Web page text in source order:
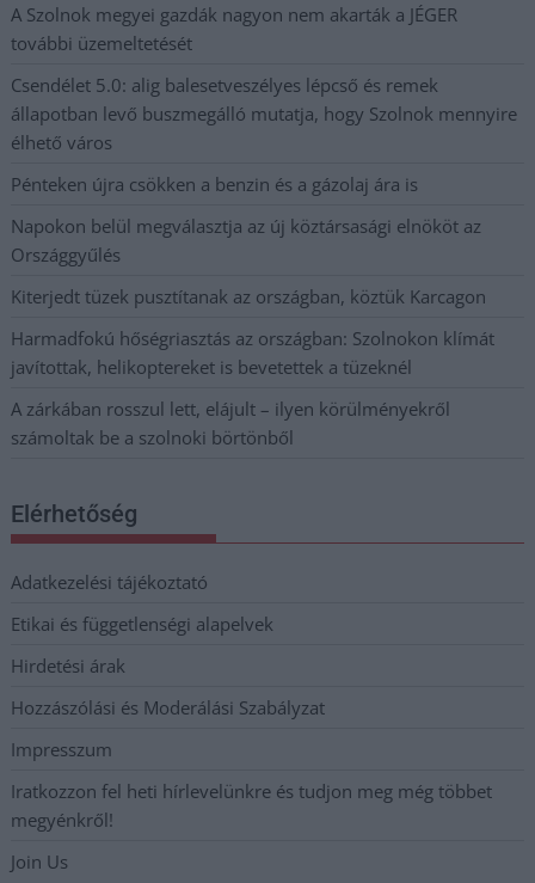
A Szolnok megyei gazdák nagyon nem akarták a JÉGER
további üzemeltetését
Csendélet 5.0: alig balesetveszélyes lépcső és remek
állapotban levő buszmegálló mutatja, hogy Szolnok mennyire
élhető város
Pénteken újra csökken a benzin és a gázolaj ára is
Napokon belül megválasztja az új köztársasági elnököt az
Országgyűlés
Kiterjedt tüzek pusztítanak az országban, köztük Karcagon
Harmadfokú hőségriasztás az országban: Szolnokon klímát
javítottak, helikoptereket is bevetettek a tüzeknél
A zárkában rosszul lett, elájult – ilyen körülményekről
számoltak be a szolnoki börtönből
Elérhetőség
Adatkezelési tájékoztató
Etikai és függetlenségi alapelvek
Hirdetési árak
Hozzászólási és Moderálási Szabályzat
Impresszum
Iratkozzon fel heti hírlevelünkre és tudjon meg még többet
megyénkről!
Join Us